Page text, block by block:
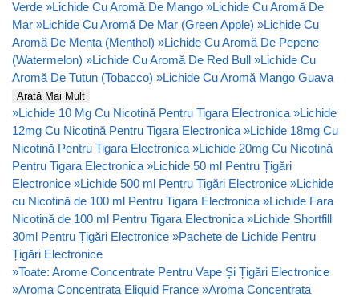
Verde »Lichide Cu Aromă De Mango »Lichide Cu Aromă De
Mar »Lichide Cu Aromă De Mar (Green Apple) »Lichide Cu
Aromă De Menta (Menthol) »Lichide Cu Aromă De Pepene
(Watermelon) »Lichide Cu Aromă De Red Bull »Lichide Cu
Aromă De Tutun (Tobacco) »Lichide Cu Aromă Mango Guava
Arată Mai Mult
»Lichide 10 Mg Cu Nicotină Pentru Tigara Electronica »Lichide
12mg Cu Nicotină Pentru Tigara Electronica »Lichide 18mg Cu
Nicotină Pentru Tigara Electronica »Lichide 20mg Cu Nicotină
Pentru Tigara Electronica »Lichide 50 ml Pentru Țigări
Electronice »Lichide 500 ml Pentru Țigări Electronice »Lichide
cu Nicotină de 100 ml Pentru Tigara Electronica »Lichide Fara
Nicotină de 100 ml Pentru Tigara Electronica »Lichide Shortfill
30ml Pentru Țigări Electronice »Pachete de Lichide Pentru
Țigări Electronice
»Toate: Arome Concentrate Pentru Vape Și Țigări Electronice
»Aroma Concentrata Eliquid France »Aroma Concentrata